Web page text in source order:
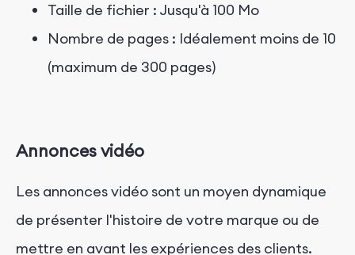
Taille de fichier : Jusqu'à 100 Mo
Nombre de pages : Idéalement moins de 10
(maximum de 300 pages)
Annonces vidéo
Les annonces vidéo sont un moyen dynamique
de présenter l'histoire de votre marque ou de
mettre en avant les expériences des clients.